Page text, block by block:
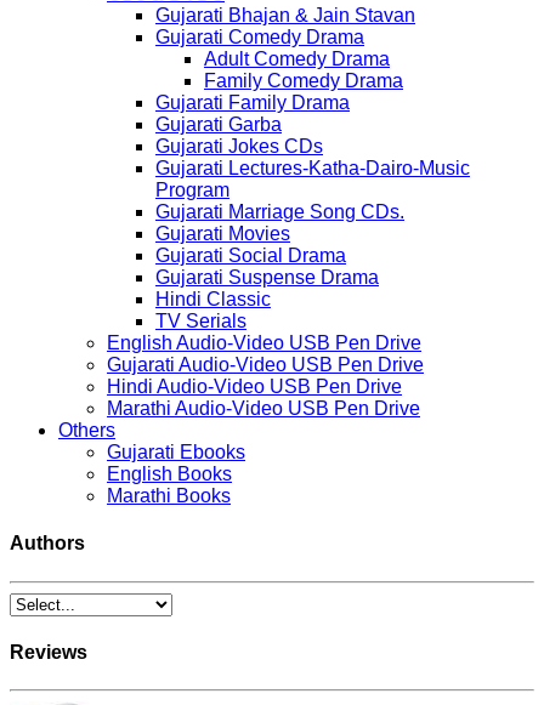
Gujarati Bhajan & Jain Stavan
Gujarati Comedy Drama
Adult Comedy Drama
Family Comedy Drama
Gujarati Family Drama
Gujarati Garba
Gujarati Jokes CDs
Gujarati Lectures-Katha-Dairo-Music
Program
Gujarati Marriage Song CDs.
Gujarati Movies
Gujarati Social Drama
Gujarati Suspense Drama
Hindi Classic
TV Serials
English Audio-Video USB Pen Drive
Gujarati Audio-Video USB Pen Drive
Hindi Audio-Video USB Pen Drive
Marathi Audio-Video USB Pen Drive
Others
Gujarati Ebooks
English Books
Marathi Books
Authors
Reviews